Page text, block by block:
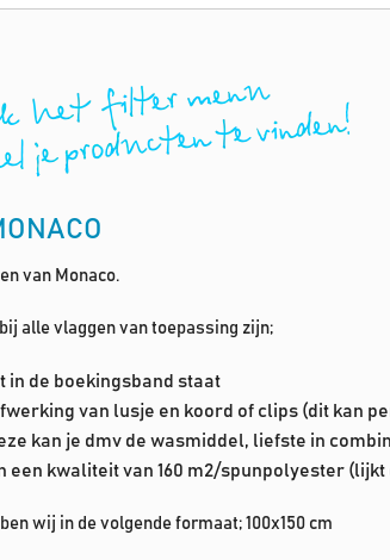
van Monaco.
alle vlaggen van toepassing zijn;
in de boekingsband staat
van lusje en koord of clips (dit kan
kan je dmv de wasmiddel, liefste in
een kwaliteit van 160 m2/spunpolyester (lijkt
wij in de volgende formaat; 100x150 cm